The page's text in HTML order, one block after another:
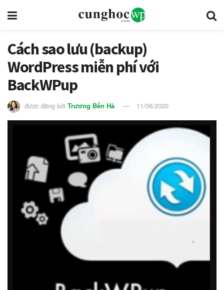
Cách sao lưu (backup)
WordPress miễn phí với
BackWPup
được đăng bởi Trương Bến Hà 11/06/2020